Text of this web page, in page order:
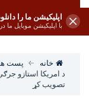
اپلیکیشن ما را
با اپلیکیشن موبایل ما
خانه
پست
د امریکا استازو
تصویب کړ